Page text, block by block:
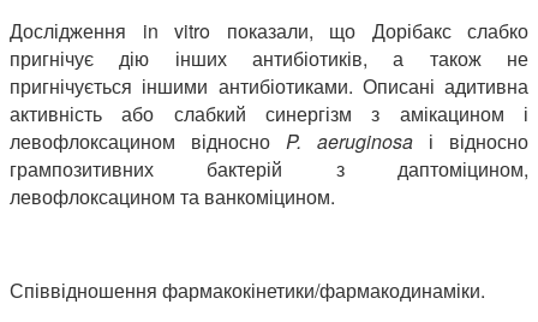
Дослідження in vitro показали, що Дорібакс слабко
пригнічує дію інших антибіотиків, а також не
пригнічується іншими антибіотиками. Описані адитивна
активність або слабкий синергізм з амікацином і
левофлоксацином відносно P. aeruginosa і відносно
грампозитивних бактерій з даптоміцином,
левофлоксацином та ванкоміцином.
Співвідношення фармакокінетики/фармакодинаміки.